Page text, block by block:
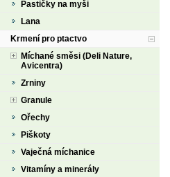
Pastičky na myši
Lana
Krmení pro ptactvo
Míchané směsi (Deli Nature,
Avicentra)
Zrniny
Granule
Ořechy
Piškoty
Vaječná míchanice
Vitamíny a minerály